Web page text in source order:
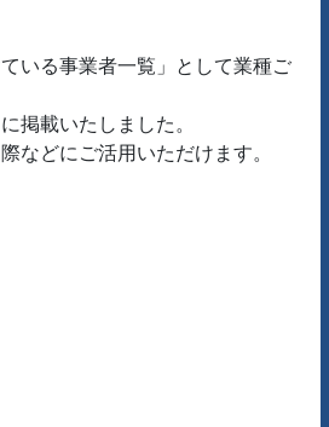
いる事業者一覧」として業種ご
掲載いたしました。
などにご活用いただけます。